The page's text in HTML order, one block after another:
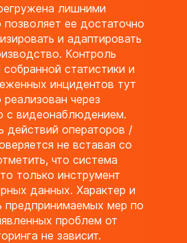
лишними
позволяет ее достаточно
и адаптировать
Контроль
статистики и
инцидентов тут
через
с видеонаблюдением.
действий операторов /
не вставая со
что система
только инструмент
данных. Характер и
предпринимаемых мер по
проблем от
не зависит.